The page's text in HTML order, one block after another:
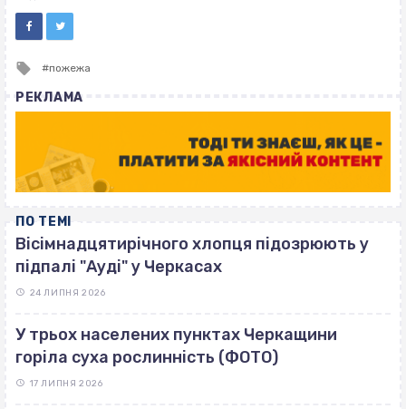
Tagged
пожежа
РЕКЛАМА
ПО ТЕМІ
Вісімнадцятирічного хлопця підозрюють у
підпалі "Ауді" у Черкасах
24 ЛИПНЯ 2026
У трьох населених пунктах Черкащини
горіла суха рослинність (ФОТО)
17 ЛИПНЯ 2026